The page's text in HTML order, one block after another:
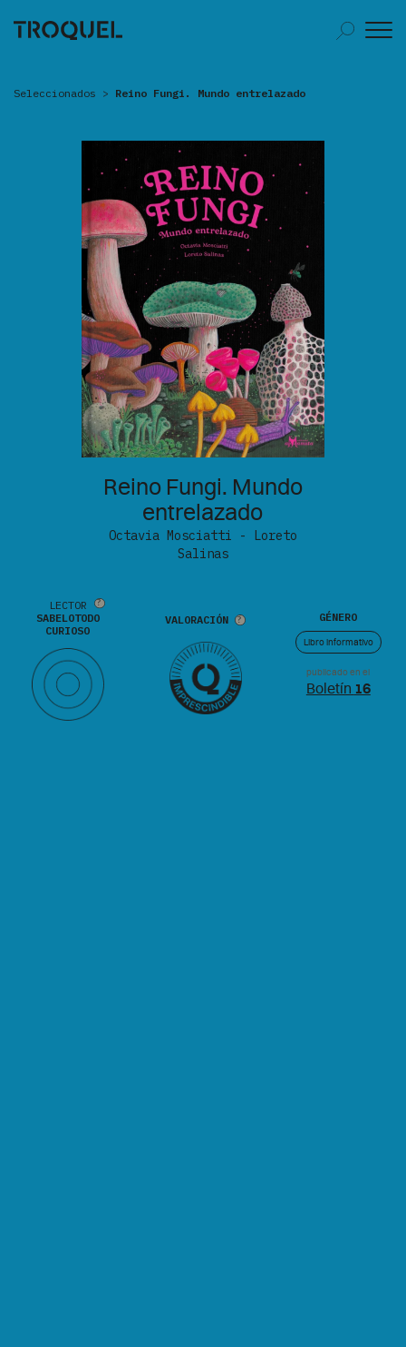
Seleccionados > Reino Fungi. Mundo entrelazado
Reino Fungi. Mundo
entrelazado
Octavia Mosciatti - Loreto
Salinas
LECTOR
SABELOTODO
CURIOSO
VALORACIÓN GÉNERO
Libro informativo
publicado en el
Boletín 16